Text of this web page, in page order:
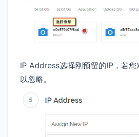
IP Address选择刚预留的IP，若
以忽略。